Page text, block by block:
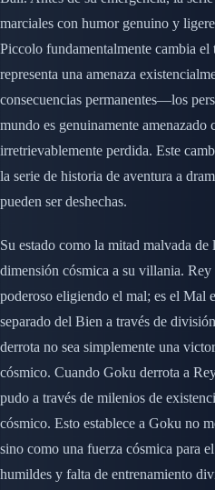
marciales con humor genuino y
Piccolo fundamentalmente cambia
representa una amenaza
consecuencias permanentes—los
mundo es genuinamente amenazado
irretrievablemente perdida. Este
la serie de historia de aventura a
pueden ser deshechas.
Su estado como la mitad malvada
dimensión cósmica a su villania.
poderoso eligiendo el mal; es el Mal
separado del Bien a través de
derrota no sea simplemente una
cósmico. Cuando Goku derrota a
pudo a través de milenios de
cósmico. Esto establece a Goku no
sino como una fuerza cósmica para
humildes y falta de entrenamiento